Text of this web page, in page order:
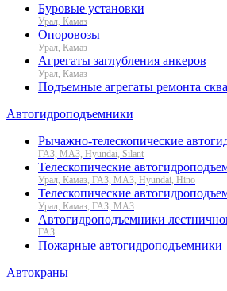
Буровые установки
Урал, Камаз
Опоровозы
Урал, Камаз
Агрегаты заглубления анкеров
Урал, Камаз
Подъемные агрегаты ремонта
Автогидроподъемники
Рычажно-телескопические
ГАЗ, МАЗ, Hyundai, Silant
Телескопические
Урал, Камаз, ГАЗ, МАЗ, Hyundai, Hino
Телескопические
Урал, Камаз, ГАЗ, МАЗ
Автогидроподъемники
ГАЗ
Пожарные автогидроподъемники
Автокраны